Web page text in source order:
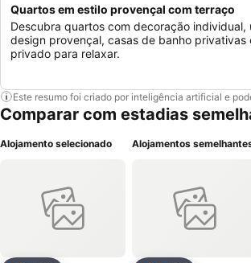
Quartos em estilo provençal com terraço
Descubra quartos com decoração individual,
design provençal, casas de banho privativas
privado para relaxar.
Este resumo foi criado por inteligência artificial e
Comparar com estadias
Alojamento selecionado Alojamentos